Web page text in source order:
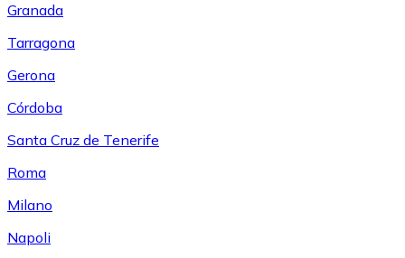
Granada
Tarragona
Gerona
Córdoba
Santa Cruz de Tenerife
Roma
Milano
Napoli